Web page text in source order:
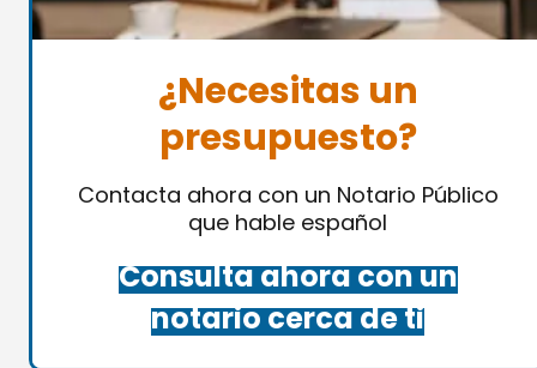
¿Necesitas un
presupuesto?
Contacta ahora con un Notario Público
que hable español
Consulta ahora con un
notario cerca de ti